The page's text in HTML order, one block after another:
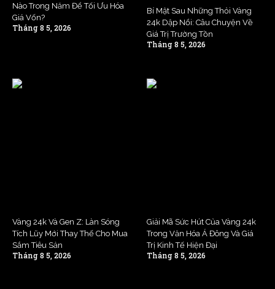
Nào Trong Năm Để Tối Ưu Hóa
Giá Vốn?
Tháng 8 5, 2026
Bí Mật Sau Những Thỏi Vàng
24k Dập Nổi: Câu Chuyện Về
Giá Trị Trường Tồn
Tháng 8 5, 2026
Vàng 24k Và Gen Z: Làn Sóng
Tích Lũy Mới Thay Thế Cho Mua
Sắm Tiêu Sản
Tháng 8 5, 2026
Giải Mã Sức Hút Của Vàng 24k
Trong Văn Hóa Á Đông Và Giá
Trị Kinh Tế Hiện Đại
Tháng 8 5, 2026